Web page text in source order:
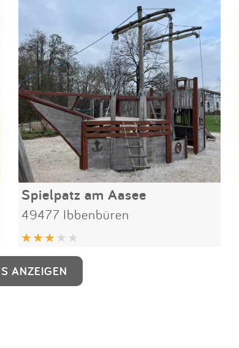
Spielpatz am Aasee
49477 Ibbenbüren
ANZEIGEN